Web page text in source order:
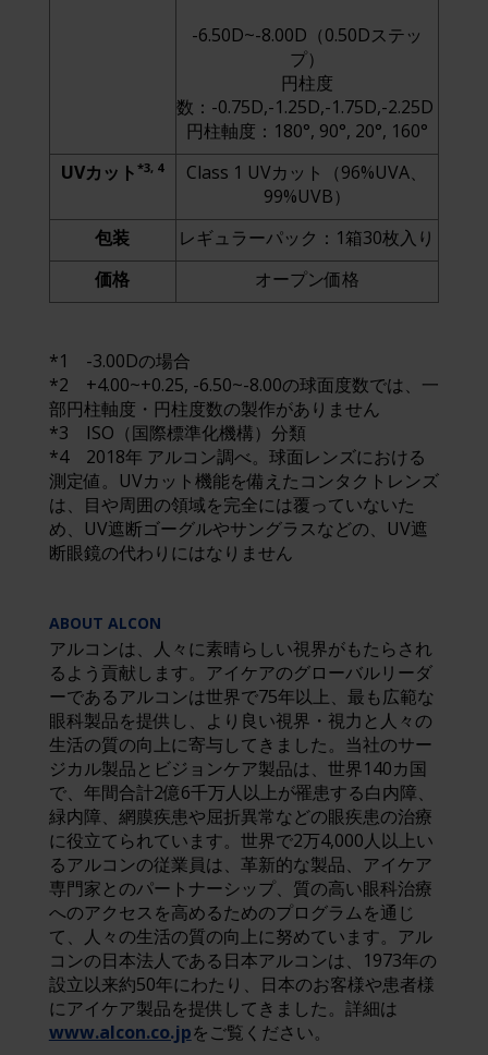
-6.50D~-8.00D（0.50Dステッ
プ）
円柱度
数：-0.75D,-1.25D,-1.75D,-2.25D
円柱軸度：180°, 90°, 20°, 160°
UVカット*3, 4
Class 1 UVカット（96%UVA、
99%UVB）
包装
レギュラーパック：1箱30枚入り
価格
オープン価格
*1 -3.00Dの場合
*2 +4.00~+0.25, -6.50~-8.00の球面度数では、一
部円柱軸度・円柱度数の製作がありません
*3 ISO（国際標準化機構）分類
*4 2018年 アルコン調べ。球面レンズにおける
測定値。UVカット機能を備えたコンタクトレンズ
は、目や周囲の領域を完全には覆っていないた
め、UV遮断ゴーグルやサングラスなどの、UV遮
断眼鏡の代わりにはなりません
ABOUT ALCON
アルコンは、人々に素晴らしい視界がもたらされ
るよう貢献します。アイケアのグローバルリーダ
ーであるアルコンは世界で75年以上、最も広範な
眼科製品を提供し、より良い視界・視力と人々の
生活の質の向上に寄与してきました。当社のサー
ジカル製品とビジョンケア製品は、世界140カ国
で、年間合計2億6千万人以上が罹患する白内障、
緑内障、網膜疾患や屈折異常などの眼疾患の治療
に役立てられています。世界で2万4,000人以上い
るアルコンの従業員は、革新的な製品、アイケア
専門家とのパートナーシップ、質の高い眼科治療
へのアクセスを高めるためのプログラムを通じ
て、人々の生活の質の向上に努めています。アル
コンの日本法人である日本アルコンは、1973年の
設立以来約50年にわたり、日本のお客様や患者様
にアイケア製品を提供してきました。詳細は
www.alcon.co.jpをご覧ください。